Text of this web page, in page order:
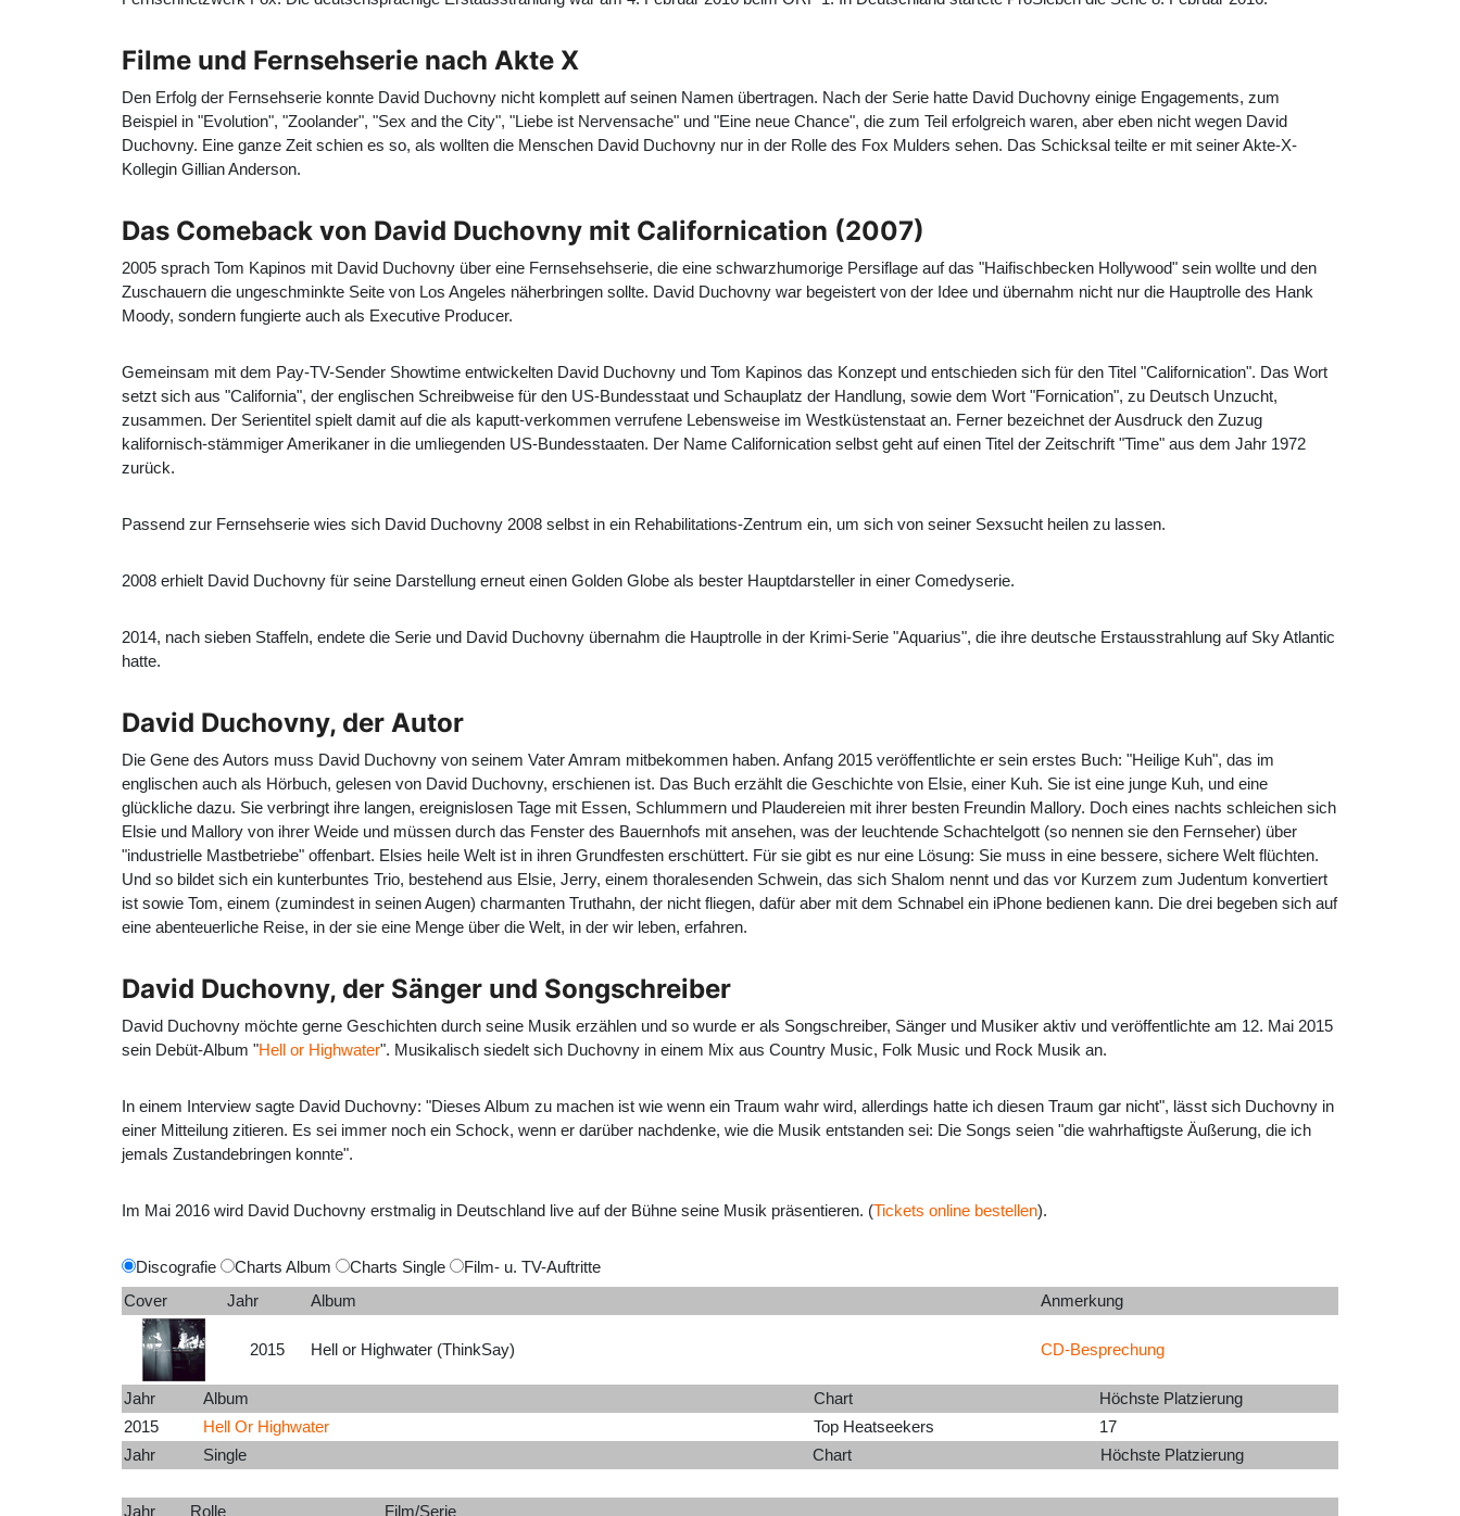
Filme und Fernsehserie nach Akte X
Den Erfolg der Fernsehserie konnte David Duchovny nicht komplett auf seinen Namen übertragen. Nach der Serie hatte David Duchovny einige Engagements, zum
Beispiel in "Evolution", "Zoolander", "Sex and the City", "Liebe ist Nervensache" und "Eine neue Chance", die zum Teil erfolgreich waren, aber eben nicht wegen David
Duchovny. Eine ganze Zeit schien es so, als wollten die Menschen David Duchovny nur in der Rolle des Fox Mulders sehen. Das Schicksal teilte er mit seiner Akte-X-
Kollegin Gillian Anderson.
Das Comeback von David Duchovny mit Californication (2007)
2005 sprach Tom Kapinos mit David Duchovny über eine Fernsehsehserie, die eine schwarzhumorige Persiflage auf das "Haifischbecken Hollywood" sein wollte und den
Zuschauern die ungeschminkte Seite von Los Angeles näherbringen sollte. David Duchovny war begeistert von der Idee und übernahm nicht nur die Hauptrolle des Hank
Moody, sondern fungierte auch als Executive Producer.
Gemeinsam mit dem Pay-TV-Sender Showtime entwickelten David Duchovny und Tom Kapinos das Konzept und entschieden sich für den Titel "Californication". Das Wort
setzt sich aus "California", der englischen Schreibweise für den US-Bundesstaat und Schauplatz der Handlung, sowie dem Wort "Fornication", zu Deutsch Unzucht,
zusammen. Der Serientitel spielt damit auf die als kaputt-verkommen verrufene Lebensweise im Westküstenstaat an. Ferner bezeichnet der Ausdruck den Zuzug
kalifornisch-stämmiger Amerikaner in die umliegenden US-Bundesstaaten. Der Name Californication selbst geht auf einen Titel der Zeitschrift "Time" aus dem Jahr 1972
zurück.
Passend zur Fernsehserie wies sich David Duchovny 2008 selbst in ein Rehabilitations-Zentrum ein, um sich von seiner Sexsucht heilen zu lassen.
2008 erhielt David Duchovny für seine Darstellung erneut einen Golden Globe als bester Hauptdarsteller in einer Comedyserie.
2014, nach sieben Staffeln, endete die Serie und David Duchovny übernahm die Hauptrolle in der Krimi-Serie "Aquarius", die ihre deutsche Erstausstrahlung auf Sky Atlantic
hatte.
David Duchovny, der Autor
Die Gene des Autors muss David Duchovny von seinem Vater Amram mitbekommen haben. Anfang 2015 veröffentlichte er sein erstes Buch: "Heilige Kuh", das im
englischen auch als Hörbuch, gelesen von David Duchovny, erschienen ist. Das Buch erzählt die Geschichte von Elsie, einer Kuh. Sie ist eine junge Kuh, und eine
glückliche dazu. Sie verbringt ihre langen, ereignislosen Tage mit Essen, Schlummern und Plaudereien mit ihrer besten Freundin Mallory. Doch eines nachts schleichen sich
Elsie und Mallory von ihrer Weide und müssen durch das Fenster des Bauernhofs mit ansehen, was der leuchtende Schachtelgott (so nennen sie den Fernseher) über
"industrielle Mastbetriebe" offenbart. Elsies heile Welt ist in ihren Grundfesten erschüttert. Für sie gibt es nur eine Lösung: Sie muss in eine bessere, sichere Welt flüchten.
Und so bildet sich ein kunterbuntes Trio, bestehend aus Elsie, Jerry, einem thoralesenden Schwein, das sich Shalom nennt und das vor Kurzem zum Judentum konvertiert
ist sowie Tom, einem (zumindest in seinen Augen) charmanten Truthahn, der nicht fliegen, dafür aber mit dem Schnabel ein iPhone bedienen kann. Die drei begeben sich auf
eine abenteuerliche Reise, in der sie eine Menge über die Welt, in der wir leben, erfahren.
David Duchovny, der Sänger und Songschreiber
David Duchovny möchte gerne Geschichten durch seine Musik erzählen und so wurde er als Songschreiber, Sänger und Musiker aktiv und veröffentlichte am 12. Mai 2015
sein Debüt-Album "Hell or Highwater". Musikalisch siedelt sich Duchovny in einem Mix aus Country Music, Folk Music und Rock Musik an.
In einem Interview sagte David Duchovny: "Dieses Album zu machen ist wie wenn ein Traum wahr wird, allerdings hatte ich diesen Traum gar nicht", lässt sich Duchovny in
einer Mitteilung zitieren. Es sei immer noch ein Schock, wenn er darüber nachdenke, wie die Musik entstanden sei: Die Songs seien "die wahrhaftigste Äußerung, die ich
jemals Zustandebringen konnte".
Im Mai 2016 wird David Duchovny erstmalig in Deutschland live auf der Bühne seine Musik präsentieren. (Tickets online bestellen).
Discografie Charts Album Charts Single
Film- u. TV-Auftritte
Cover
Jahr Album Anmerkung
2015 Hell or Highwater (ThinkSay) CD-Besprechung
Jahr Album Chart
Höchste Platzierung
2015
Hell Or Highwater Top Heatseekers
17
Jahr
Single Chart Höchste Platzierung
Jahr Rolle Film/Serie